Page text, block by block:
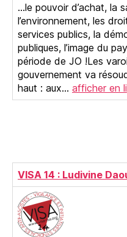
…le pouvoir d’achat, la
l’environnement, les
services publics, la
publiques, l’image du
période de JO !Les
gouvernement va
haut : aux… afficher en
VISA 14 : Ludivine